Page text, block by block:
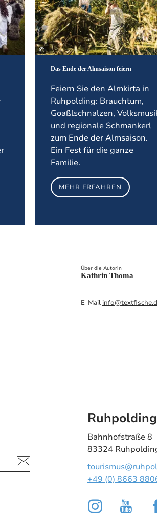
©
Das Ende der Almsaison feiern
Feiern Sie den Almkirta in
Ruhpolding: Brauchtum,
Goaßlschnalzen,
und regionale Schmankerl
zum Ende der Almsaison.
Ein Fest für die ganze
Familie.
MEHR ERFAHREN
Über die Autorin
Kathrin Thoma
E-Mail
Bahnhofstraße 8
83324
+49 (0) 8663